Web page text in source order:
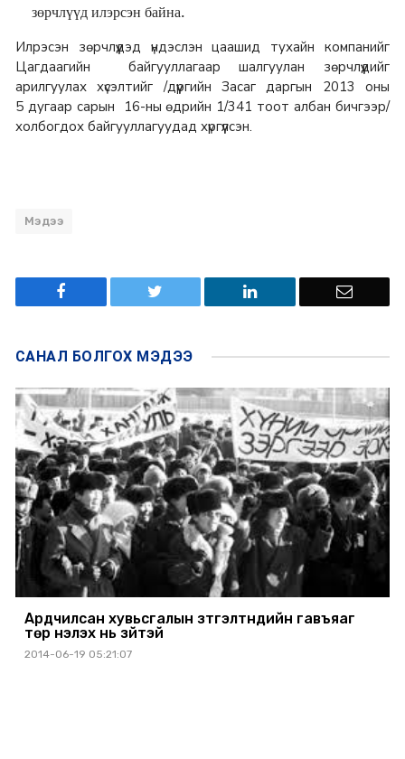
зөрчлүүд илэрсэн байна.
Илрэсэн зөрчлүүдэд үндэслэн цаашид тухайн компанийг
Цагдаагийн байгууллагаар шалгуулан зөрчлүүдийг
арилгуулах хүсэлтийг /дүүргийн Засаг даргын 2013 оны
5 дугаар сарын 16-ны өдрийн 1/341 тоот албан бичгээр/
холбогдох байгууллагуудад хүргүүлсэн.
Мэдээ
САНАЛ БОЛГОХ МЭДЭЭ
Ардчилсан хувьсгалын зүтгэлтнүүдийн гавъяаг
төр үнэлэх нь зүйтэй
2014-06-19 05:21:07